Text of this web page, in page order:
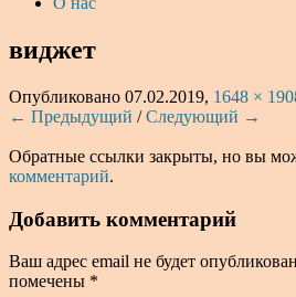
виджет
Опубликовано 07.02.2019, 1648 ×
← Предыдущий /Следующий →
Обратные ссылки закрыты, но вы
комментарий.
Добавить комментарий
Ваш адрес email не будет
помечены *